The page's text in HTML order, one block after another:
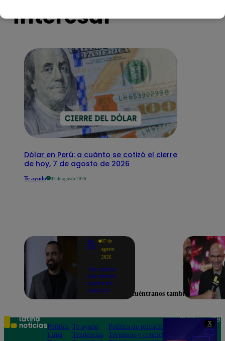
X
interesar
Dólar en Perú: a cuánto se cotizó el cierre
de hoy, 7 de agosto de 2026
Te ayudo 07 de agosto 2026
Yo
Soy
07 de
agosto
2026
"En Latina
me siento
como en
casa, lo
emocionado
por estreno
de Yo Soy
Encuéntranos también en
Política
Lima
Te ayudo
Tendencias
Política de privacidad
Términos y condiciones
Teléfono: 219
Av. San